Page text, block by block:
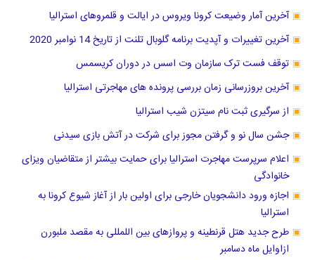
آخرین آمار وضیعت کرونا ویروس در ایالت و قلمروهای استرالیا
آخرین تغییرات و آپدیت برنامه گلوبال تلنت از تاریخ 14 نوامبر 2020
توقف فست ترک سازمان وت اسس در دوران کریسمس
آخرین بروزرسانی زمان بررسی پرونده های مهاجرتی استرالیا
از سرگیری ثبت نام سیتزن شیب استرالیا
جشن سال نو و ‌گرفتن مجوز برای شرکت در آتش بازی سیدنی
اعلام سرپرست مهاجرت استرالیا برای حمایت بیشتر از متقاضیان ویزای
خانوادگی
اجازه ورود دانشجویان خارجی برای اولین بار از آغاز شیوع کرونا به
استرالیا
طرح جدید هتل قرنطینه و پروازهای بین اللمللی به مقصد ملبورن
ازاوایل ماه دسامبر